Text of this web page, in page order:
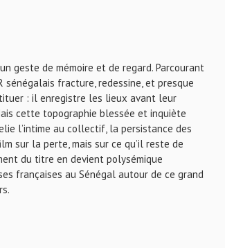
geste de mémoire et de regard. Parcourant
fracture, redessine, et presque
: il enregistre les lieux avant leur
cette topographie blessée et inquiète
l’intime au collectif, la persistance des
sur la perte, mais sur ce qu’il reste de
du titre en devient polysémique
françaises au Sénégal autour de ce grand